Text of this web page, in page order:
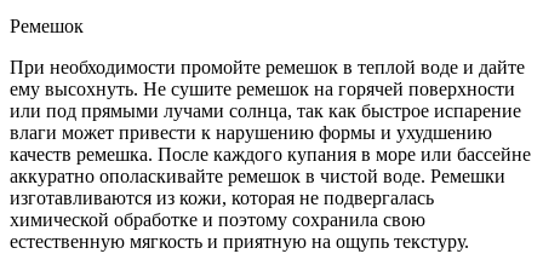
Ремешок
При необходимости промойте ремешок в теплой воде и дайте
ему высохнуть. Не сушите ремешок на горячей поверхности
или под прямыми лучами солнца, так как быстрое испарение
влаги может привести к нарушению формы и ухудшению
качеств ремешка. После каждого купания в море или бассейне
аккуратно ополаскивайте ремешок в чистой воде. Ремешки
изготавливаются из кожи, которая не подвергалась
химической обработке и поэтому сохранила свою
естественную мягкость и приятную на ощупь текстуру.